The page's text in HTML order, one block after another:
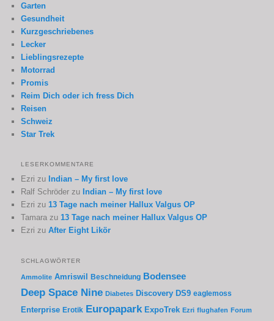
Garten
Gesundheit
Kurzgeschriebenes
Lecker
Lieblingsrezepte
Motorrad
Promis
Reim Dich oder ich fress Dich
Reisen
Schweiz
Star Trek
LESERKOMMENTARE
Ezri zu Indian – My first love
Ralf Schröder zu Indian – My first love
Ezri zu13 Tage nach meiner Hallux Valgus OP
Tamara zu13 Tage nach meiner Hallux Valgus OP
Ezri zuAfter Eight Likör
SCHLAGWÖRTER
Ammolite Amriswil Beschneidung Bodensee
Deep Space Nine Diabetes Discovery DS9 eaglemoss
Enterprise Erotik Europapark ExpoTrek Ezri flughafen Forum